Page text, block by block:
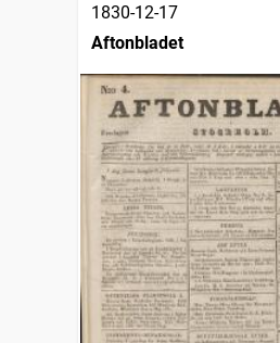
1830-12-17
Aftonbladet